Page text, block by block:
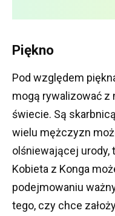
Piękno
Pod względem
mogą rywalizować z
świecie. Są
wielu mężczyzn
olśniewającej urody,
Kobieta z Konga
podejmowaniu
tego, czy chce